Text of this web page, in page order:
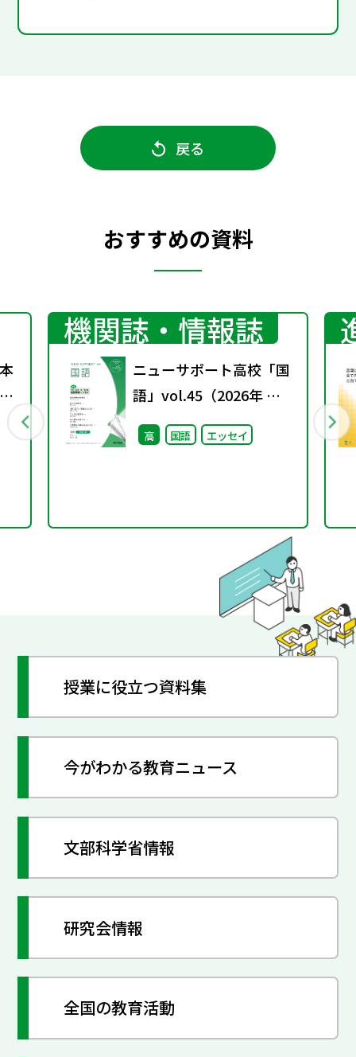
戻る
おすすめの資料
機関誌・情報誌
ニューサポート高校「国
語」vol.45（2026年 春
号）
高 国語 エッセイ
授業に役立つ資料集
今がわかる教育ニュース
文部科学省情報
研究会情報
全国の教育活動